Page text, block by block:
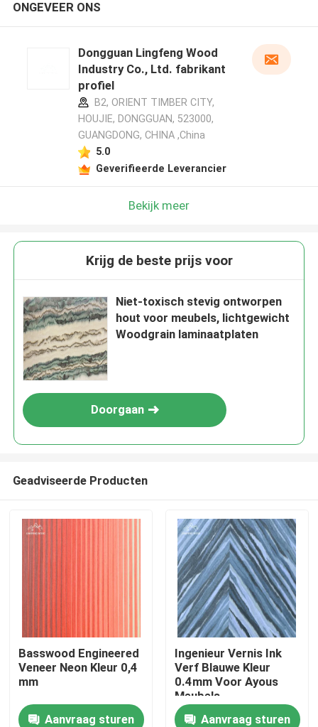
Huis
Producten
ONGEVEER ONS
Dongguan Lingfeng Wood
Industry Co., Ltd. fabrikant
profiel
B2, ORIENT TIMBER CITY,
HOUJIE, DONGGUAN, 523000,
GUANGDONG, CHINA ,China
5.0
Geverifieerde Leverancier
Bekijk meer
Krijg de beste prijs voor
Niet-toxisch stevig ontworpen
hout voor meubels, lichtgewicht
Woodgrain laminaatplaten
Doorgaan
Geadviseerde Producten
Basswood Engineered
Veneer Neon Kleur 0,4
mm
Aanvraag sturen
Ingenieur Vernis Ink
Verf Blauwe Kleur
0.4mm Voor Ayous
Meubels
Aanvraag sturen